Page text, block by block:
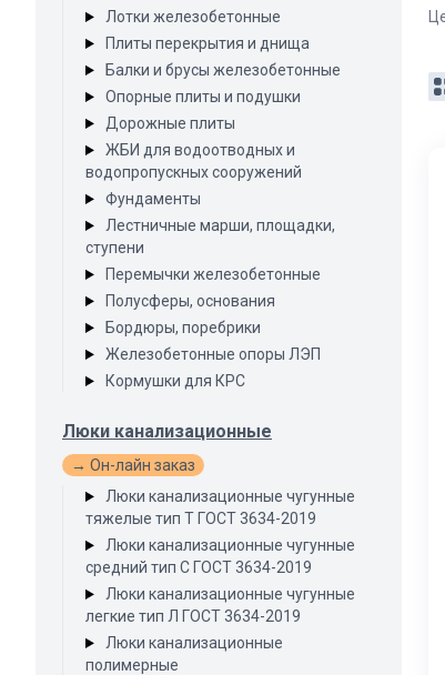
Лотки железобетонные
Плиты перекрытия и днища
Балки и брусы железобетонные
Опорные плиты и подушки
Дорожные плиты
ЖБИ для водоотводных и
водопропускных сооружений
Фундаменты
Лестничные марши, площадки,
ступени
Перемычки железобетонные
Полусферы, основания
Бордюры, поребрики
Железобетонные опоры ЛЭП
Кормушки для КРС
Люки канализационные
→ Он-лайн заказ
Люки канализационные чугунные
тяжелые тип Т ГОСТ 3634-2019
Люки канализационные чугунные
средний тип С ГОСТ 3634-2019
Люки канализационные чугунные
легкие тип Л ГОСТ 3634-2019
Люки канализационные
полимерные